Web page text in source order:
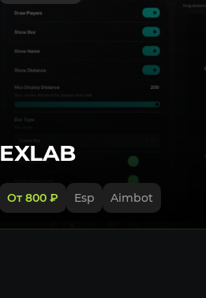
EXLAB
От 800 ₽ Esp Aimbot